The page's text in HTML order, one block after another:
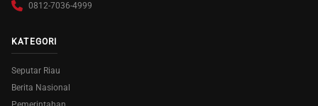
0812-7036-4999
KATEGORI
Seputar Riau
Berita Nasional